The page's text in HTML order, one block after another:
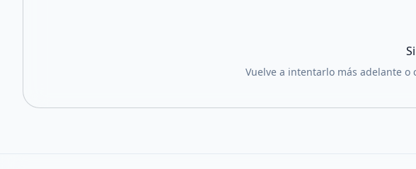
Vuelve a intentarlo más adelante o